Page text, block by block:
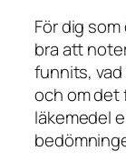
För dig
bra att
funnits, vad
och om det
läkemedel